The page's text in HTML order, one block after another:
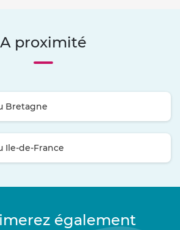
A proximité
Bretagne
Ile-de-France
également